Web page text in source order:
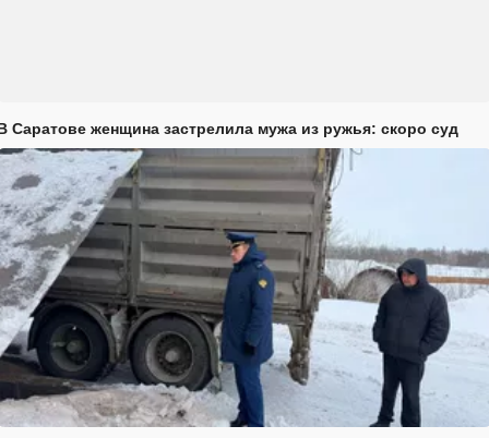
Саратове женщина застрелила мужа из ружья: скоро суд